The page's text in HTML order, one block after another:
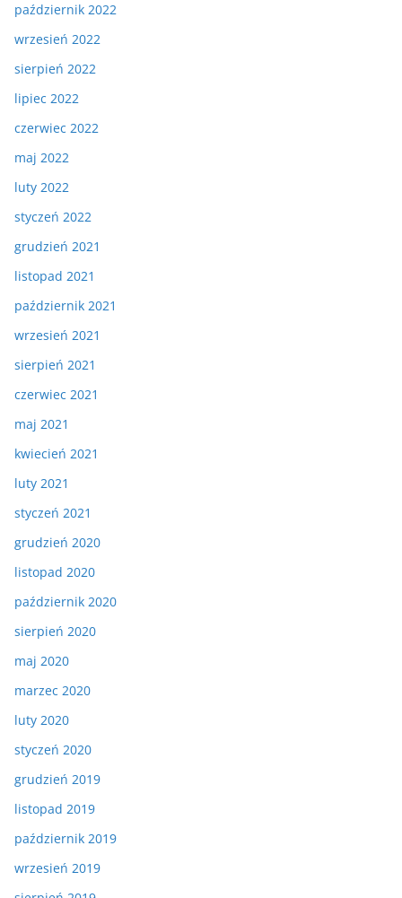
październik 2022
wrzesień 2022
sierpień 2022
lipiec 2022
czerwiec 2022
maj 2022
luty 2022
styczeń 2022
grudzień 2021
listopad 2021
październik 2021
wrzesień 2021
sierpień 2021
czerwiec 2021
maj 2021
kwiecień 2021
luty 2021
styczeń 2021
grudzień 2020
listopad 2020
październik 2020
sierpień 2020
maj 2020
marzec 2020
luty 2020
styczeń 2020
grudzień 2019
listopad 2019
październik 2019
wrzesień 2019